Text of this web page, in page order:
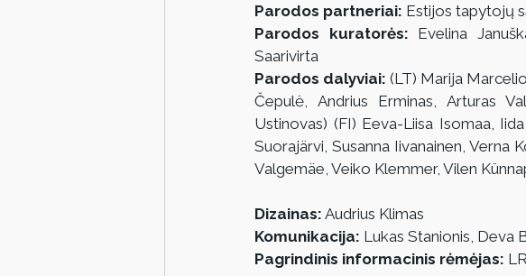
Parodos partneriai: Estijos tapytojų
Parodos kuratorės: Evelina
Saarivirta
Parodos dalyviai: (LT) Marija
Čepulė, Andrius Erminas, Arturas
Ustinovas) (FI) Eeva-Liisa Isomaa,
Suorajärvi, Susanna Iivanainen, Verna
Valgemäe, Veiko Klemmer, Vilen
Dizainas: Audrius Klimas
Komunikacija: Lukas Stanionis, Deva
Pagrindinis informacinis rėmėjas: